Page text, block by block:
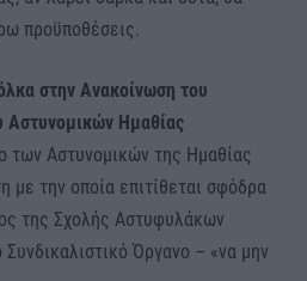
προϋποθέσεις.
στην Ανακοίνωση του
Αστυνομικών Ημαθίας
των Αστυνομικών της Ημαθίας
με την οποία επιτίθεται σφόδρα
της Σχολής Αστυφυλάκων
Όργανο – «να μην